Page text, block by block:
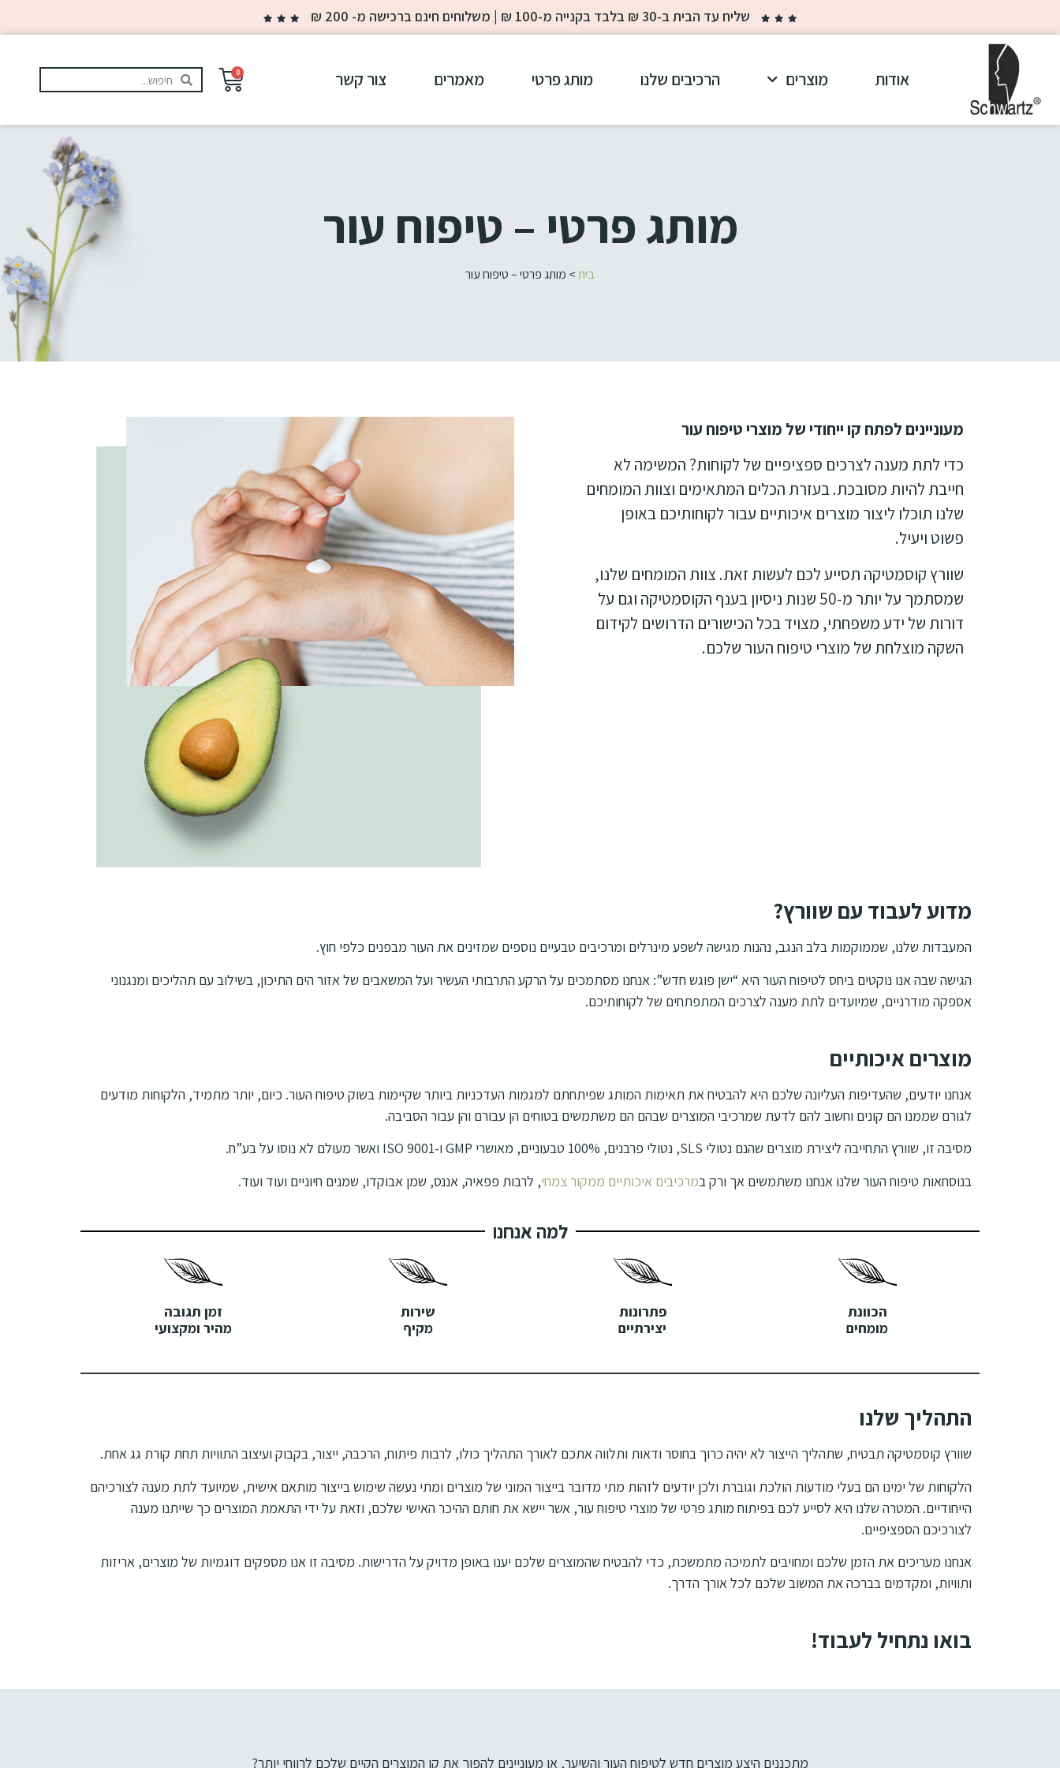
שליח עד הבית ב-30 ₪ בלבד בקנייה מ-100 ₪ | משלוחים חינם ברכישה מ- 200 ₪
אודות מוצרים הרכיבים שלנו מותג פרטי מאמרים צור קשר 0
מותג פרטי – טיפוח עור
בית> מותג פרטי – טיפוח עור
מעוניינים לפתח קו ייחודי של מוצרי טיפוח עור
כדי לתת מענה לצרכים ספציפיים של לקוחות? המשימה לא
חייבת להיות מסובכת. בעזרת הכלים המתאימים וצוות המומחים
שלנו תוכלו ליצור מוצרים איכותיים עבור לקוחותיכם באופן
פשוט ויעיל.
שוורץ קוסמטיקה תסייע לכם לעשות זאת. צוות המומחים שלנו,
שמסתמך על יותר מ-50 שנות ניסיון בענף הקוסמטיקה וגם על
דורות של ידע משפחתי, מצויד בכל הכישורים הדרושים לקידום
השקה מוצלחת של מוצרי טיפוח העור שלכם.
מדוע לעבוד עם שוורץ?
המעבדות שלנו, שממוקמות בלב הנגב, נהנות מגישה לשפע מינרלים ומרכיבים טבעיים נוספים שמזינים את העור מבפנים כלפי חוץ.
הגישה שבה אנו נוקטים ביחס לטיפוח העור היא “ישן פוגש חדש”: אנחנו מסתמכים על הרקע התרבותי העשיר ועל המשאבים של אזור הים התיכון, בשילוב עם תהליכים ומנגנוני
אספקה מודרניים, שמיועדים לתת מענה לצרכים המתפתחים של לקוחותיכם.
מוצרים איכותיים
אנחנו יודעים, שהעדיפות העליונה שלכם היא להבטיח את תאימות המותג שפיתחתם למגמות העדכניות ביותר שקיימות בשוק טיפוח העור. כיום, יותר מתמיד, הלקוחות מודעים
לגורם שממנו הם קונים וחשוב להם לדעת שמרכיבי המוצרים שבהם הם משתמשים בטוחים הן עבורם והן עבור הסביבה.
מסיבה זו, שוורץ התחייבה ליצירת מוצרים שהנם נטולי SLS, נטולי פרבנים, 100% טבעוניים, מאושרי GMP ו-ISO 9001 ואשר מעולם לא נוסו על בע”ח.
בנוסחאות טיפוח העור שלנו אנחנו משתמשים אך ורק במרכיבים איכותיים ממקור צמחי, לרבות פפאיה, אננס, שמן אבוקדו, שמנים חיוניים ועוד ועוד.
למה אנחנו
הכוונת
מומחים
פתרונות
יצירתיים
שירות
מקיף
זמן תגובה
מהיר ומקצועי
התהליך שלנו
שוורץ קוסמטיקה תבטיח, שתהליך הייצור לא יהיה כרוך בחוסר ודאות ותלווה אתכם לאורך התהליך כולו, לרבות פיתוח, הרכבה, ייצור, בקבוק ועיצוב התוויות תחת קורת גג אחת.
הלקוחות של ימינו הם בעלי מודעות הולכת וגוברת ולכן יודעים לזהות מתי מדובר בייצור המוני של מוצרים ומתי נעשה שימוש בייצור מותאם אישית, שמיועד לתת מענה לצורכיהם
הייחודיים. המטרה שלנו היא לסייע לכם בפיתוח מותג פרטי של מוצרי טיפוח עור, אשר יישא את חותם ההיכר האישי שלכם, וזאת על ידי התאמת המוצרים כך שייתנו מענה
לצורכיכם הספציפיים.
אנחנו מעריכים את הזמן שלכם ומחויבים לתמיכה מתמשכת, כדי להבטיח שהמוצרים שלכם יענו באופן מדויק על הדרישות. מסיבה זו אנו מספקים דוגמיות של מוצרים, אריזות
ותוויות, ומקדמים בברכה את המשוב שלכם לכל אורך הדרך.
בואו נתחיל לעבוד!
מתכננים היצע מוצרים חדש לטיפוח העור והשיער, או מעוניינים להפוך את קו המוצרים הקיים שלכם לרווחי יותר?